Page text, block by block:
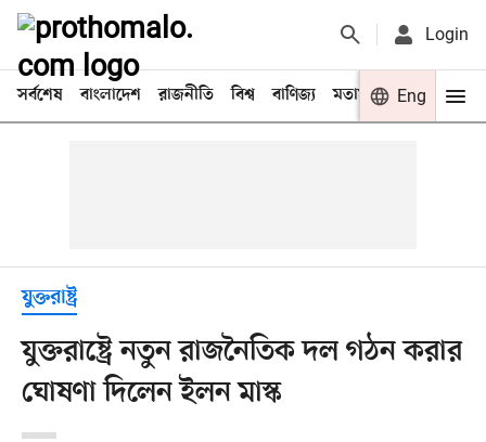
Login
সর্বশেষ বাংলাদেশ রাজনীতি বিশ্ব বাণিজ্য মতামত খেলা
Eng
যুক্তরাষ্ট্র
যুক্তরাষ্ট্রে নতুন রাজনৈতিক দল গঠন করার
ঘোষণা দিলেন ইলন মাস্ক